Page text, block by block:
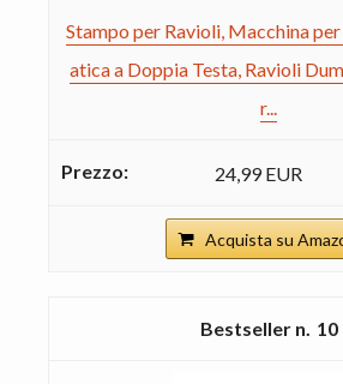
Stampo per Ravioli, Macchina
atica a Doppia Testa, Ravioli
r...
24,99 EUR
Acquista su
10